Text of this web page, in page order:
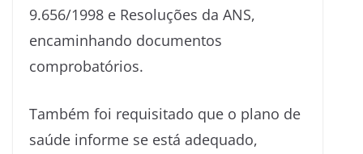
9.656/1998 e Resoluções da ANS,
encaminhando documentos
comprobatórios.
Também foi requisitado que o plano de
saúde informe se está adequado,